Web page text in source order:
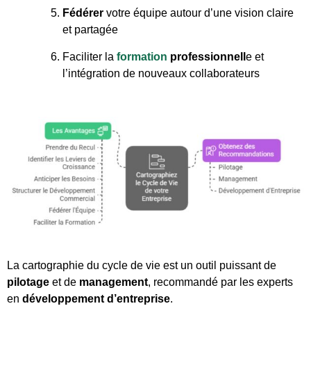
Fédérer votre équipe autour d’une vision claire
et partagée
Faciliter la formation professionnell e et
l’intégration de nouveaux collaborateurs
La cartographie du cycle de vie est un outil puissant de
pilotage et de management, recommandé par les experts
en développement d’entreprise.